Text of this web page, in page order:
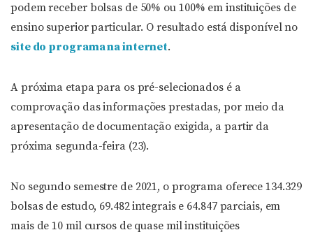
podem receber bolsas de 50% ou 100% em instituições de
ensino superior particular. O resultado está disponível no
site do programa na internet.
A próxima etapa para os pré-selecionados é a
comprovação das informações prestadas, por meio da
apresentação de documentação exigida, a partir da
próxima segunda-feira (23).
No segundo semestre de 2021, o programa oferece 134.329
bolsas de estudo, 69.482 integrais e 64.847 parciais, em
mais de 10 mil cursos de quase mil instituições